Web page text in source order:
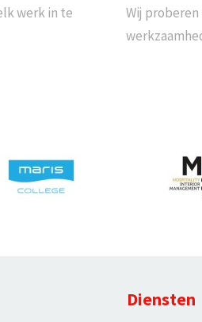
werk in te
Wij
Diensten